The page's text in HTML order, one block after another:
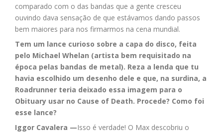
comparado com o das bandas que a gente cresceu
ouvindo dava sensação de que estávamos dando passos
bem maiores para nos firmarmos na cena mundial.
Tem um lance curioso sobre a capa do disco, feita
pelo Michael Whelan (artista bem requisitado na
época pelas bandas de metal). Reza a lenda que tu
havia escolhido um desenho dele e que, na surdina, a
Roadrunner teria deixado essa imagem para o
Obituary usar no Cause of Death. Procede? Como foi
esse lance?
Iggor Cavalera —Isso é verdade! O Max descobriu o